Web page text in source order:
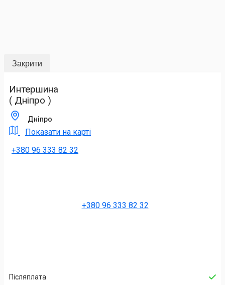
Закрити
Интершина
( Дніпро )
Дніпро
Показати на карті
+380 96 333 82 32
+380 96 333 82 32
Післяплата